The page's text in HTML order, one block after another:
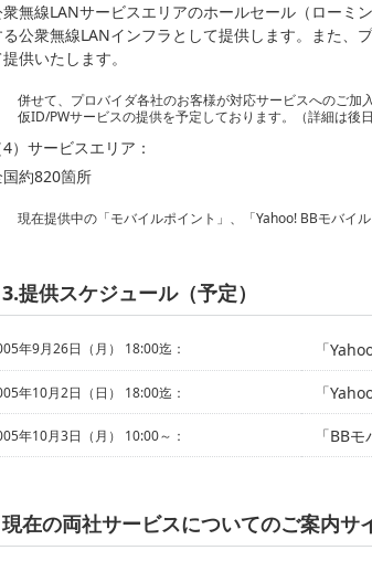
無線LANサービスエリアのホールセール（ローミ
公衆無線LANインフラとして提供します。また、
供いたします。
併せて、プロバイダ各社のお客様が対応サービスへのご
仮ID/PWサービスの提供を予定しております。（詳細は後
）サービスエリア：
約820箇所
現在提供中の「モバイルポイント」、「Yahoo! BBモバイ
3.提供スケジュール（予定）
年9月26日（月） 18:00迄： 「
年10月2日（日） 18:00迄： 「
年10月3日（月） 10:00～： 「BB
現在の両社サービスについてのご案内サ